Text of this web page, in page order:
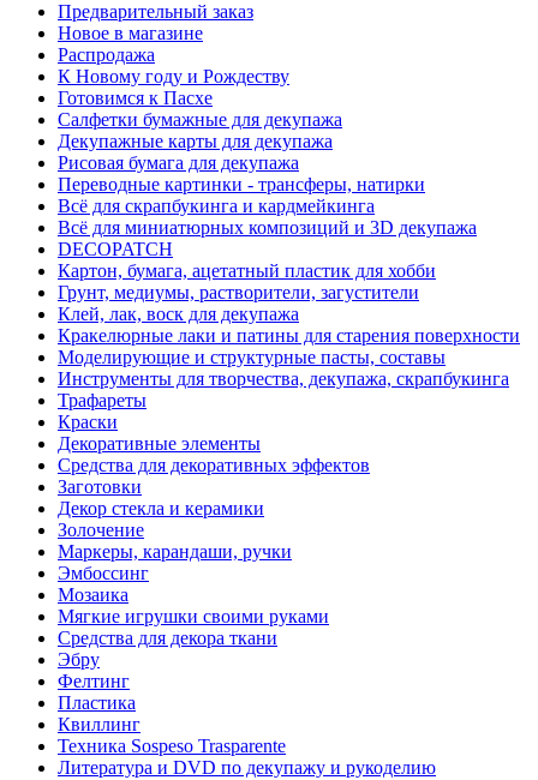
Предварительный заказ
Новое в магазине
Распродажа
К Новому году и Рождеству
Готовимся к Пасхе
Салфетки бумажные для декупажа
Декупажные карты для декупажа
Рисовая бумага для декупажа
Переводные картинки - трансферы, натирки
Всё для скрапбукинга и кардмейкинга
Всё для миниатюрных композиций и 3D декупажа
DECOPATCH
Картон, бумага, ацетатный пластик для хобби
Грунт, медиумы, растворители, загустители
Клей, лак, воск для декупажа
Кракелюрные лаки и патины для старения поверхности
Моделирующие и структурные пасты, составы
Инструменты для творчества, декупажа, скрапбукинга
Трафареты
Краски
Декоративные элементы
Средства для декоративных эффектов
Заготовки
Декор стекла и керамики
Золочение
Маркеры, карандаши, ручки
Эмбоссинг
Мозаика
Мягкие игрушки своими руками
Средства для декора ткани
Эбру
Фелтинг
Пластика
Квиллинг
Техника Sospeso Trasparente
Литература и DVD по декупажу и рукоделию